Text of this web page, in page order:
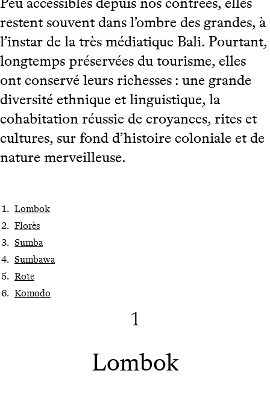
restent souvent dans l’ombre des grandes, à
l’instar de la très médiatique Bali. Pourtant,
longtemps préservées du tourisme, elles
ont conservé leurs richesses : une grande
diversité ethnique et linguistique, la
cohabitation réussie de croyances, rites et
cultures, sur fond d’histoire coloniale et de
nature merveilleuse.
Lombok
Florès
Sumba
Sumbawa
Rote
Komodo
1
Lombok